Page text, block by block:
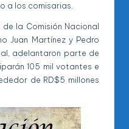
a los comisarias.
la Comisión Nacional
Juan Martínez y Pedro
adelantaron parte de
105 mil votantes e
de RD$5 millones